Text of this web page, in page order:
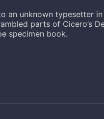
an unknown typesetter
parts of Cicero’s
specimen book.